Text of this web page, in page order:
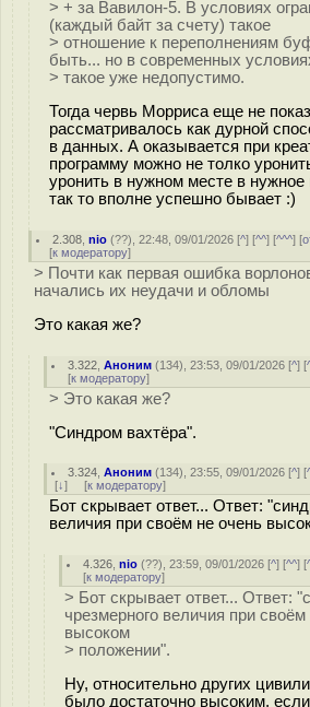
> + за Вавилон-5. В условиях
(каждый байт за счету) такое
> отношение к переполнениям
быть... но в современных
> такое уже недопустимо.
Тогда червь Морриса еще не
рассматривалось как дурной
в данных. А оказывается при
программу можно не толко
уронить в нужном месте в
так то вполне успешно бывает :)
2.308 ,nio (??), 22:48, 09/01/2026 [^] [^^] [^^^] [
[к модератору]
> Почти как первая ошибка
начались их неудачи и обломы
Это какая же?
3.322 ,Аноним (134), 23:53, 09/01/2026 [^] [
[к модератору]
> Это какая же?
"Синдром вахтёра".
3.324 ,Аноним (134), 23:55, 09/01/2026 [^] [
[↓] [к модератору]
Бот скрывает ответ... Ответ:
величия при своём не очень
4.326 ,nio (??), 23:59, 09/01/2026 [^] [^^] [
[к модератору]
> Бот скрывает ответ... Ответ:
чрезмерного величия при своём
высоком
> положении".
Ну, относительно других
было достаточно высоким,